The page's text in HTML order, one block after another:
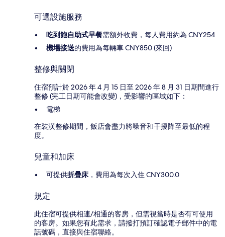
可選設施服務
吃到飽自助式早餐需額外收費，每人費用約為 CNY254
機場接送的費用為每輛車 CNY850 (來回)
整修與關閉
住宿預計於 2026 年 4 月 15 日至 2026 年 8 月 31 日期間進行
整修 (完工日期可能會改變)，受影響的區域如下：
電梯
在裝潢整修期間，飯店會盡力將噪音和干擾降至最低的程
度。
兒童和加床
可提供折疊床 ，費用為每次入住 CNY300.0
規定
此住宿可提供相連/相通的客房，但需視當時是否有可使用
的客房。如果您有此需求，請撥打預訂確認電子郵件中的電
話號碼，直接與住宿聯絡。